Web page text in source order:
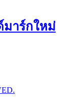
มาร์กใหม่